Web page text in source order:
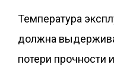
Температура
должна
потери прочности